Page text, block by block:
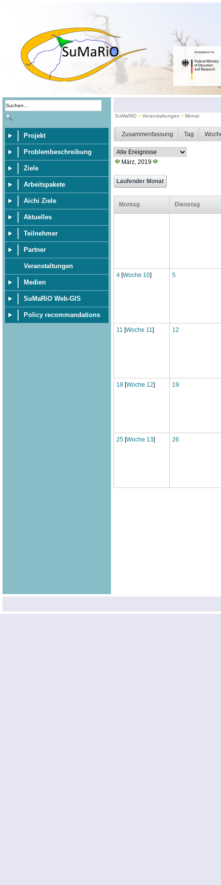
Projekt
Problembeschreibung
Ziele
Arbeitspakete
Aichi Ziele
Aktuelles
Teilnehmer
Partner
Veranstaltungen
Medien
SuMaRiO Web-GIS
Policy recommandations
SuMaRiO Veranstaltungen Monat
Zusammenfassung Tag
März, 2019
Montag Dienstag
4 [Woche 10] 5
11 [Woche 11] 12
18 [Woche 12] 19
25 [Woche 13] 26